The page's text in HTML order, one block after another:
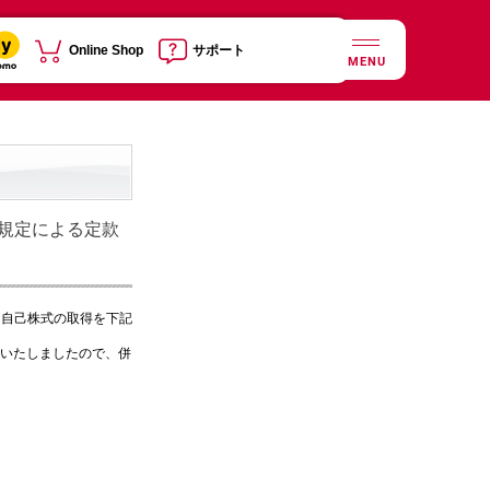
Online Shop サポート
MENU
定による定款
己株式の取得を下記
たしましたので、併